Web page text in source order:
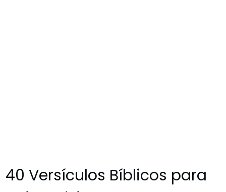
40 Versículos Bíblicos para